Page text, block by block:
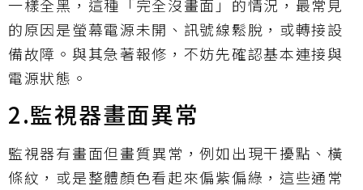
一樣全黑，這種「完全沒畫面」的情況，最常見
的原因是螢幕電源未開、訊號線鬆脫，或轉接設
備故障。與其急著報修，不妨先確認基本連接與
電源狀態。
2.監視器畫面異常
監視器有畫面但畫質異常，例如出現干擾點、橫
條紋，或是整體顏色看起來偏紫偏綠，這些通常